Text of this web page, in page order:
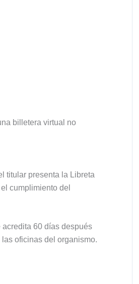
billetera virtual no
titular presenta la Libreta
cumplimiento del
60 días después
oficinas del organismo.